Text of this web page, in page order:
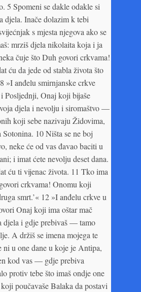
5 Spomeni se dakle odakle si
djela. Inače dolazim k tebi
s mjesta njegova ako se
mrziš djela nikolaita koja i ja
čuje što Duh govori crkvama!
ću da jede od stabla života što
»I anđelu smirnjanske crkve
Posljednji, Onaj koji bijaše
djela i nevolju i siromaštvo —
koji sebe nazivaju Židovima,
Sotonina. 10 Ništa se ne boj
neke će od vas đavao baciti u
i imat ćete nevolju deset dana.
ću ti vijenac života. 11 Tko ima
crkvama! Onomu koji
smrt.’« 12 »I anđelu crkve u
Onaj koji ima oštar mač
djela i gdje prebivaš — tamo
A držiš se imena mojega te
ni u one dane u koje je Antipa,
kod vas — gdje prebiva
protiv tebe što imaš ondje one
poučavaše Balaka da postavi